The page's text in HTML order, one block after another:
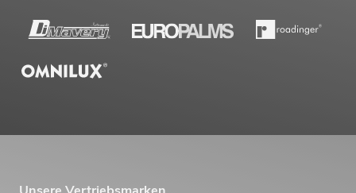
EUROLITE Set LED KLS-3002 + M-4